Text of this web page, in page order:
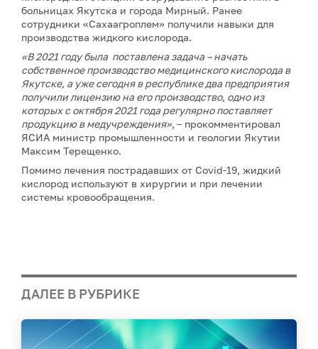
больницах Якутска и города Мирный. Ранее
сотрудники «Сахаагроплем» получили навыки для
производства жидкого кислорода.
«В 2021 году была поставлена задача – начать
собственное производство медицинского кислорода в
Якутске, а уже сегодня в республике два предприятия
получили лицензию на его производство, одно из
которых с октября 2021 года регулярно поставляет
продукцию в медучреждения», – прокомментировал
ЯСИА министр промышленности и геологии Якутии
Максим Терещенко.
Помимо лечения пострадавших от Covid-19, жидкий
кислород используют в хирургии и при лечении
системы кровообращения.
ДАЛЕЕ В РУБРИКЕ